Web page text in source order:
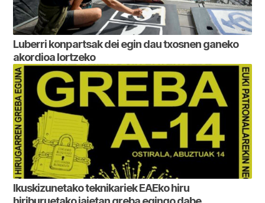
Luberri konpartsak dei egin dau txosnen ganeko
akordioa lortzeko
Ikuskizunetako teknikariek EAEko hiru